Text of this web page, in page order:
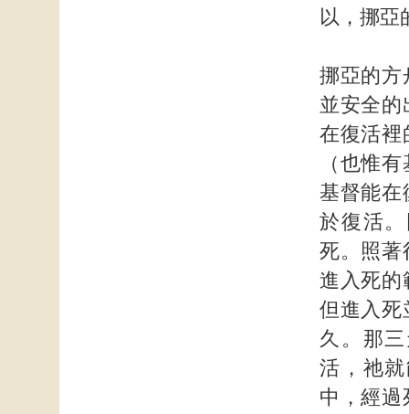
以，挪亞
挪亞的方
並安全的
在復活裡
（也惟
基督能在
於復活
死。照著
進入死的
但進入死
久。那
活，祂
中，經過